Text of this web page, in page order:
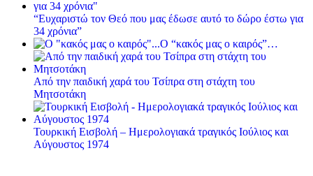
“Ευχαριστώ τον Θεό που μας έδωσε αυτό το δώρο έστω για
34 χρόνια”
Ο “κακός μας ο καιρός”…
Από την παιδική χαρά του Τσίπρα στη στάχτη του
Μητσοτάκη
Τουρκική Εισβολή – Ημερολογιακά τραγικός Ιούλιος και
Αύγουστος 1974